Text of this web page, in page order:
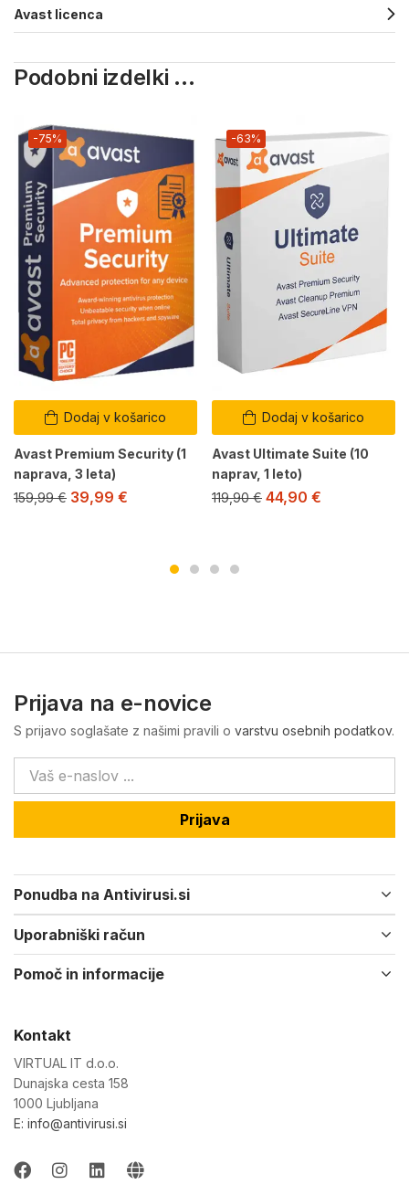
Avast licenca
Podobni izdelki ...
Dodaj v košarico
-75%
Avast Premium Security (1
naprava, 3 leta)
159,99€ 39,99 €
Dodaj v košarico
-63%
Avast Ultimate Suite (10
naprav, 1 leto)
119,90€ 44,90 €
Prijava na e-novice
S prijavo soglašate z našimi pravili o varstvu osebnih podatkov.
Prijava
Ponudba na Antivirusi.si
Uporabniški račun
Pomoč in informacije
Kontakt
VIRTUAL IT d.o.o.
Dunajska cesta 158
1000 Ljubljana
E: info@antivirusi.si